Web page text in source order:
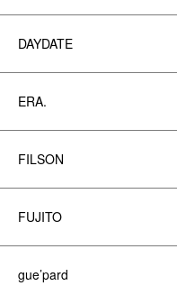
DAYDATE
ERA.
FILSON
FUJITO
gue’pard